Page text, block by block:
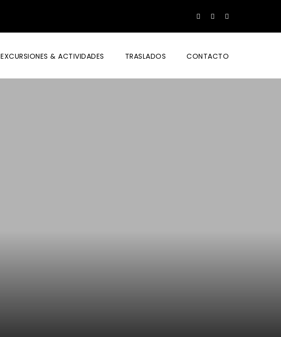
EXCURSIONES & ACTIVIDADES TRASLADOS CONTACTO